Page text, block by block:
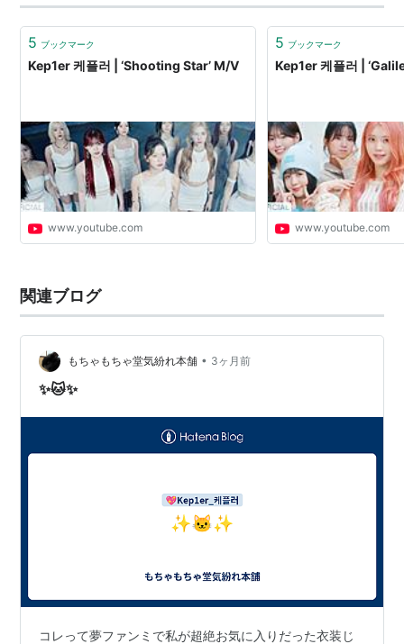
5 ブックマーク
Kep1er 케플러 | ‘Shooting Star’ M/V
www.youtube.com
5 ブックマーク
Kep1er 케플러 |
www.youtube.com
関連ブログ
もちゃもちゃ堂気紛れ本舗 • 3ヶ月前
✨🐱✨
コレって夢ファンミで私が超絶お気に入りだった衣装じ